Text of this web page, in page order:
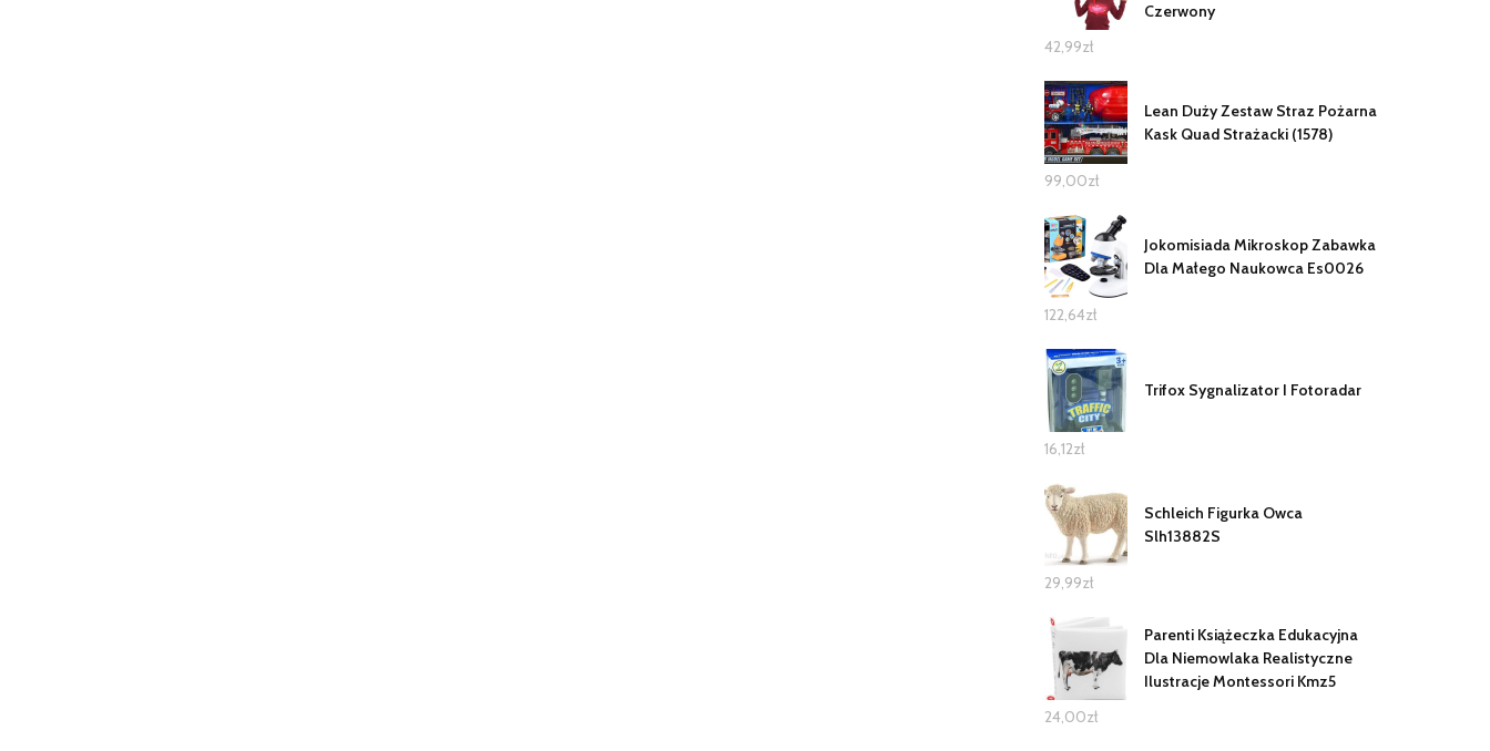
Czerwony
42,99zł
Lean Duży Zestaw Straz Pożarna
Kask Quad Strażacki (1578)
99,00zł
Jokomisiada Mikroskop Zabawka
Dla Małego Naukowca Es0026
122,64zł
Trifox Sygnalizator I Fotoradar
16,12zł
Schleich Figurka Owca
Slh13882S
29,99zł
Parenti Książeczka Edukacyjna
Dla Niemowlaka Realistyczne
Ilustracje Montessori Kmz5
24,00zł